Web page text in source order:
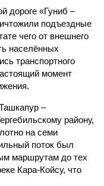
дороге «Гуниб –
подъездные
чего от внешнего
населённых
транспортного
момент
–
району,
на семи
поток был
маршрутам до тех
Кара-Койсу, что